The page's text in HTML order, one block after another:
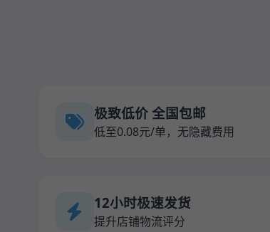
极致低价 全国包邮
低至0.08元/单，无隐藏费用
12小时极速发货
提升店铺物流评分